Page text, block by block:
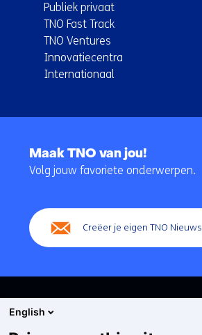
Publiek privaat
TNO Fast Track
TNO Ventures
Innovatiecentra
Internationaal
navigatie
Maak TNO van jou!
Volg jouw favoriete onderwerpen.
Creëer je eigen TNO Nieuws
English